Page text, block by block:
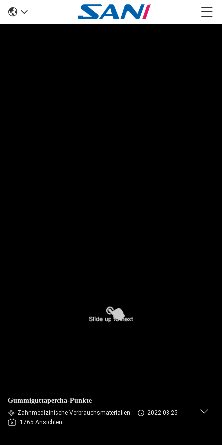
Gummiguttapercha-Punkte
Zahnmedizinische Verbrauchsmaterialien
2022-03-25
1765 Ansichten